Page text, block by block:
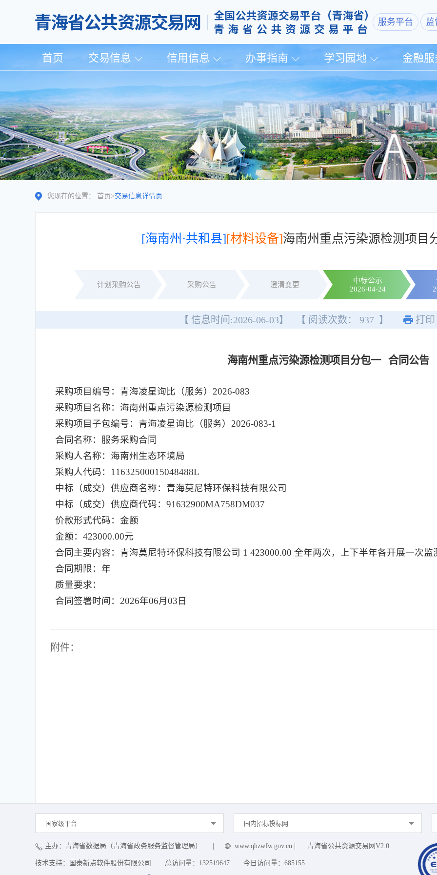
服务平台 监
首页 交易信息 信用信息 办事指南 学习园地 金融服
您现在的位置： 首页 >交易信息详情页
[海南州·共和县][材料设备]海南州重点污染源检测项目
计划采购公告 采购公告 澄清变更
中标公示
2026-04-24
【 信息时间:2026-06-03】 【 阅读次数： 937 】 打印
海南州重点污染源检测项目分包一 合同公告
采购项目编号：青海凌星询比（服务）2026-083
采购项目名称：海南州重点污染源检测项目
采购项目子包编号：青海凌星询比（服务）2026-083-1
合同名称：服务采购合同
采购人名称：海南州生态环境局
采购人代码：11632500015048488L
中标（成交）供应商名称：青海莫尼特环保科技有限公司
中标（成交）供应商代码：91632900MA758DM037
价款形式代码：金额
金额：423000.00元
合同主要内容：青海莫尼特环保科技有限公司 1 423000.00 全年两次，上下半年各开展一次监
合同期限：年
质量要求：
合同签署时间：2026年06月03日
附件：
国家级平台 国内招标投标网
主办：青海省数据局（青海省政务服务监督管理局） www.qhzwfw.gov.cn 青海省公共资源交易网V2.0
技术支持：国泰新点软件股份有限公司 总访问量： 132519647 今日访问量： 685155